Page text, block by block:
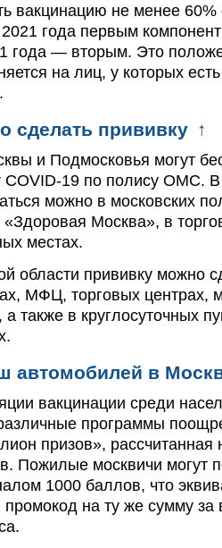
вакцинацию не менее 60%
года первым
года — вторым. Это
на лиц, у которых
сделать прививку ↑
и Подмосковья могут
COVID-19 по полису ОМС.
можно в московских
Москва», в
местах.
области прививку можно
МФЦ, торговых центрах,
а также в круглосуточных
автомобилей в
вакцинации среди
программы
призов», рассчитанная
Пожилые москвичи могут
1000 баллов, что
промокод на ту же сумму за